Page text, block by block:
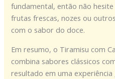
fundamental, então não
frutas frescas, nozes ou
com o sabor do doce.
Em resumo, o Tiramisu com
combina sabores clássicos
resultado em uma